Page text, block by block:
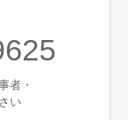
者・
い